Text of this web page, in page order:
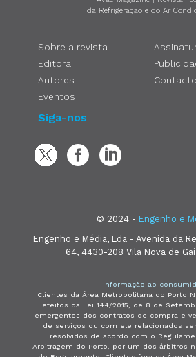
da Refrigeração e do Ar
Sobre a revista
Editora
Autores
Eventos
Siga-nos
© 2024 - Engenho e
Engenho e Média, Lda - Avenida da
64, 4430-208 Vila Nova de
Informação ao
Clientes da Área Metropolitana do Porto
efeitos da Lei 144/2015, de 8 de
emergentes dos contratos de compra e
de serviços ou com ele relacionados
resolvidos de acordo com o
Arbitragem do Porto, por um dos árbitros